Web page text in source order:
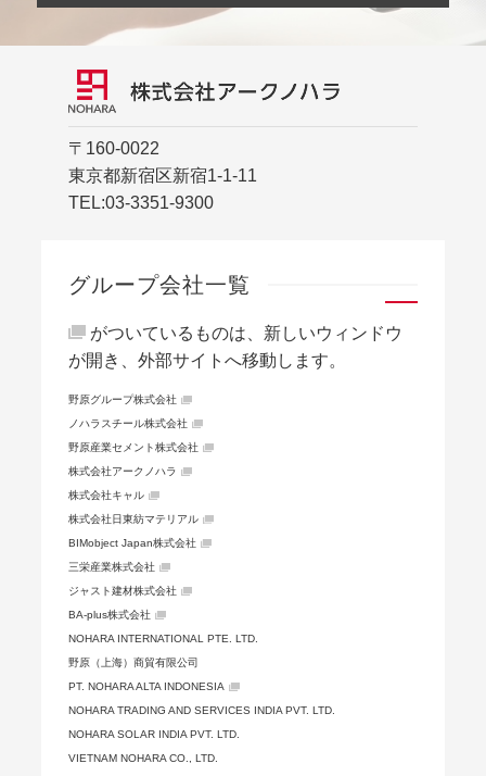
〒160-0022
東京都新宿区新宿1-1-11
TEL:03-3351-9300
グループ会社一覧
がついているものは、新しいウィンドウ
が開き、外部サイトへ移動します。
野原グループ株式会社
ノハラスチール株式会社
野原産業セメント株式会社
株式会社アークノハラ
株式会社キャル
株式会社日東紡マテリアル
BIMobject Japan株式会社
三栄産業株式会社
ジャスト建材株式会社
BA-plus株式会社
NOHARA INTERNATIONAL PTE. LTD.
野原（上海）商貿有限公司
PT. NOHARA ALTA INDONESIA
NOHARA TRADING AND SERVICES INDIA PVT. LTD.
NOHARA SOLAR INDIA PVT. LTD.
VIETNAM NOHARA CO., LTD.